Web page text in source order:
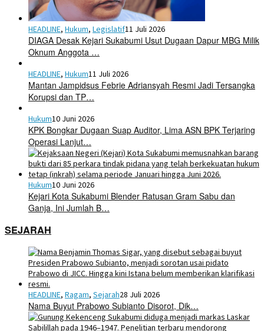
HEADLINE, Hukum, Legislatif11 Juli 2026
DIAGA Desak Kejari Sukabumi Usut Dugaan Dapur MBG Milik
Oknum Anggota …
HEADLINE, Hukum11 Juli 2026
Mantan Jampidsus Febrie Adriansyah Resmi Jadi Tersangka
Korupsi dan TP…
Hukum10 Juni 2026
KPK Bongkar Dugaan Suap Auditor, Lima ASN BPK Terjaring
Operasi Lanjut…
Hukum10 Juni 2026
Kejari Kota Sukabumi Blender Ratusan Gram Sabu dan
Ganja, Ini Jumlah B…
SEJARAH
HEADLINE, Ragam, Sejarah28 Juli 2026
Nama Buyut Prabowo Subianto Disorot, Dik…